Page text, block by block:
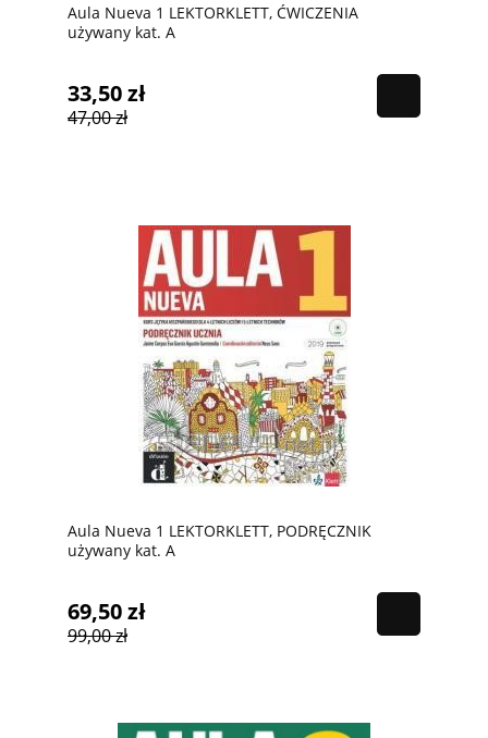
Aula Nueva 1 LEKTORKLETT, ĆWICZENIA
używany kat. A
33,50 zł
47,00 zł
Aula Nueva 1 LEKTORKLETT, PODRĘCZNIK
używany kat. A
69,50 zł
99,00 zł